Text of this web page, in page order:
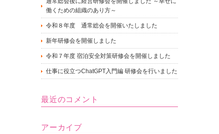
働くための組織のあり方～
令和８年度 通常総会を開催いたしました
新年研修会を開催しました
令和７年度 宿泊安全対策研修会を開催しました
仕事に役立つChatGPT入門編 研修会を行いました
最近のコメント
アーカイブ